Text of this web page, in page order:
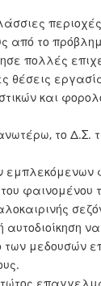
από το
πολλές
θέσεις
και
το
φαινομένου
μεδουσών